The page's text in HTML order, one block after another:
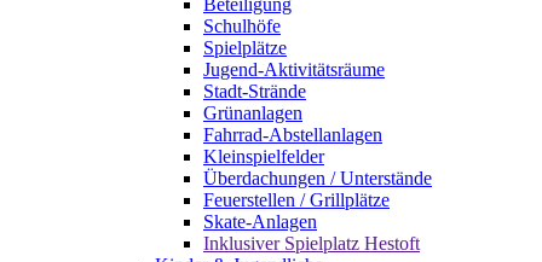
Beteiligung
Schulhöfe
Spielplätze
Jugend-Aktivitätsräume
Stadt-Strände
Grünanlagen
Fahrrad-Abstellanlagen
Kleinspielfelder
Überdachungen / Unterstände
Feuerstellen / Grillplätze
Skate-Anlagen
Inklusiver Spielplatz Hestoft